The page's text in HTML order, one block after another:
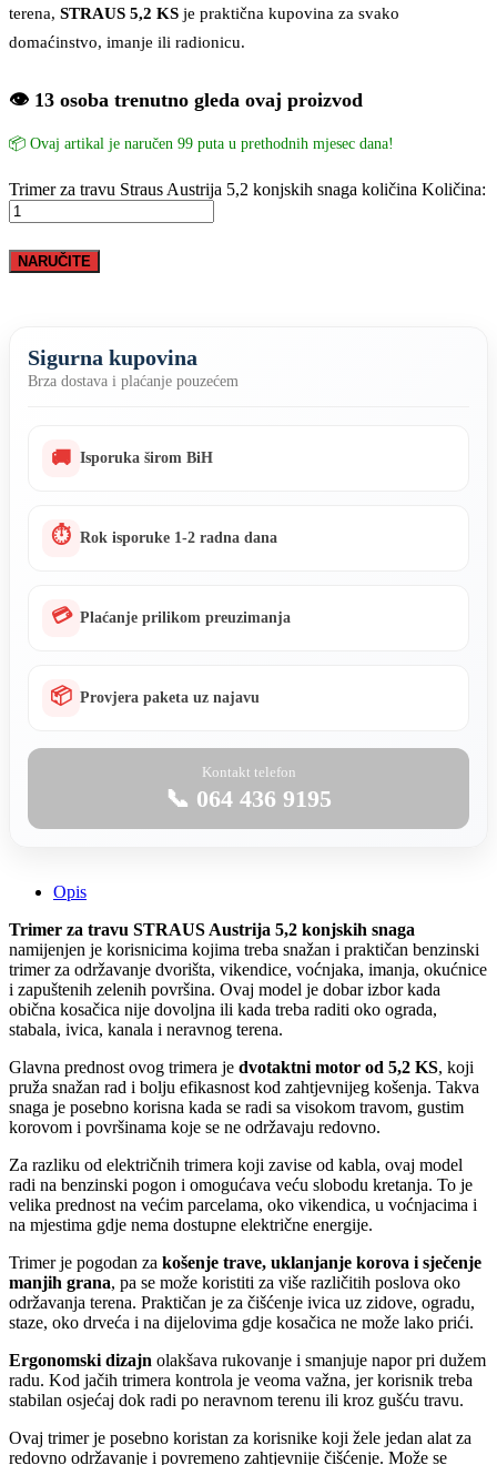
terena, STRAUS 5,2 KS je praktična kupovina za svako
domaćinstvo, imanje ili radionicu.
👁️ 13 osoba trenutno gleda ovaj proizvod
📦 Ovaj artikal je naručen 99 puta u prethodnih mjesec dana!
Trimer za travu Straus Austrija 5,2 konjskih snaga količina Količina:
NARUČITE
Sigurna kupovina
Brza dostava i plaćanje pouzećem
🚚 Isporuka širom BiH
⏱ Rok isporuke 1-2 radna dana
💳 Plaćanje prilikom preuzimanja
📦 Provjera paketa uz najavu
Kontakt telefon
📞 064 436 9195
Opis
Trimer za travu STRAUS Austrija 5,2 konjskih snaga
namijenjen je korisnicima kojima treba snažan i praktičan benzinski
trimer za održavanje dvorišta, vikendice, voćnjaka, imanja, okućnice
i zapuštenih zelenih površina. Ovaj model je dobar izbor kada
obična kosačica nije dovoljna ili kada treba raditi oko ograda,
stabala, ivica, kanala i neravnog terena.
Glavna prednost ovog trimera je dvotaktni motor od 5,2 KS, koji
pruža snažan rad i bolju efikasnost kod zahtjevnijeg košenja. Takva
snaga je posebno korisna kada se radi sa visokom travom, gustim
korovom i površinama koje se ne održavaju redovno.
Za razliku od električnih trimera koji zavise od kabla, ovaj model
radi na benzinski pogon i omogućava veću slobodu kretanja. To je
velika prednost na većim parcelama, oko vikendica, u voćnjacima i
na mjestima gdje nema dostupne električne energije.
Trimer je pogodan za košenje trave, uklanjanje korova i sječenje
manjih grana, pa se može koristiti za više različitih poslova oko
održavanja terena. Praktičan je za čišćenje ivica uz zidove, ogradu,
staze, oko drveća i na dijelovima gdje kosačica ne može lako prići.
Ergonomski dizajn olakšava rukovanje i smanjuje napor pri dužem
radu. Kod jačih trimera kontrola je veoma važna, jer korisnik treba
stabilan osjećaj dok radi po neravnom terenu ili kroz gušću travu.
Ovaj trimer je posebno koristan za korisnike koji žele jedan alat za
redovno održavanje i povremeno zahtjevnije čišćenje. Može se